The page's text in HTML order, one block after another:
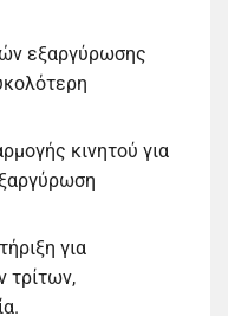
εξαργύρωσης
κινητού για
για
τρίτων,